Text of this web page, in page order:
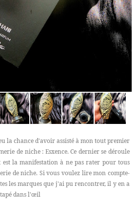
la chance d'avoir assisté à mon tout premier
de niche : Esxence. Ce dernier se déroule
la manifestation à ne pas rater pour tous
de niche. Si vous voulez lire mon compte-
les marques que j'ai pu rencontrer, il y en a
dans l'œil